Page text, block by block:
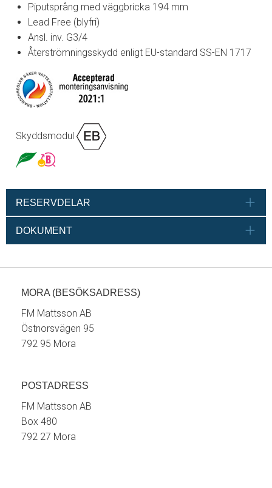
Piputsprång med väggbricka 194 mm
Lead Free (blyfri)
Ansl. inv. G3/4
Återströmningsskydd enligt EU-standard SS-EN 1717
Skyddsmodul
RESERVDELAR
DOKUMENT
MORA (BESÖKSADRESS)
FM Mattsson AB
Östnorsvägen 95
792 95 Mora
POSTADRESS
FM Mattsson AB
Box 480
792 27 Mora